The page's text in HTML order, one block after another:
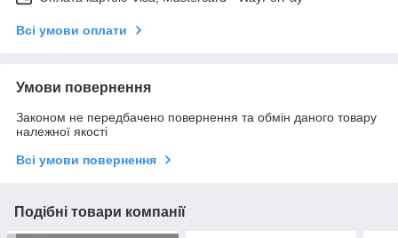
Всі умови оплати
Умови повернення
Законом не передбачено повернення та обмін даного товару
належної якості
Всі умови повернення
Подібні товари компанії